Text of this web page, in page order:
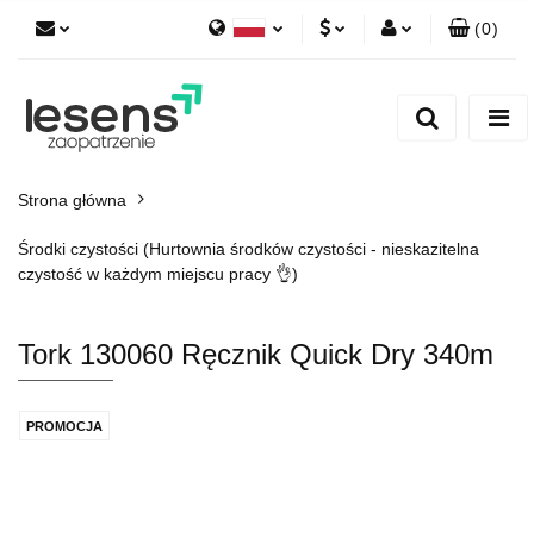
(0)
Strona główna
Środki czystości (Hurtownia środków czystości - nieskazitelna
czystość w każdym miejscu pracy 👌)
Tork 130060 Ręcznik Quick Dry 340m
PROMOCJA